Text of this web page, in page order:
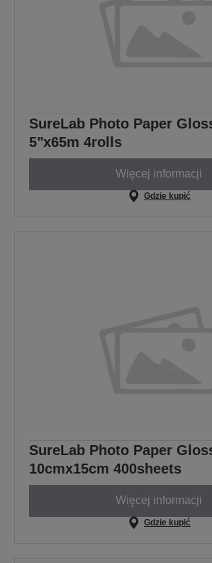
SureLab Photo Paper
5"x65m 4rolls
Więcej informacji
Gdzie kupić
SureLab Photo Paper
10cmx15cm 400sheets
Więcej informacji
Gdzie kupić